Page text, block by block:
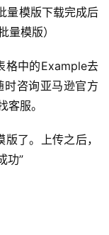
量模版下载完成后
量模版）
格中的Example去
咨询亚马逊官方
服。
了。上传之后，
功”